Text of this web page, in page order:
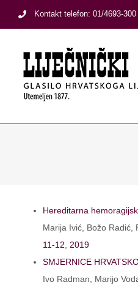
Kontakt telefon: 01/4693-300
Hereditarna
Marija Ivić, Božo Radić,
11-12, 2019
SMJERNICE
Ivo Radman, Marijo